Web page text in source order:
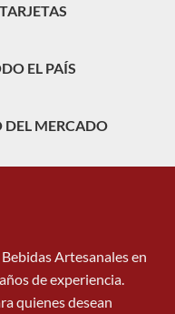
EL PAÍS
DEL MERCADO
Artesanales en
de experiencia.
quienes desean